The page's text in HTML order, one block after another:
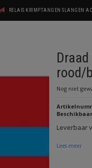
RELAIS KRIMPTANGEN SLANGEN
rood/
Nog niet
Leverbaar
Lees meer